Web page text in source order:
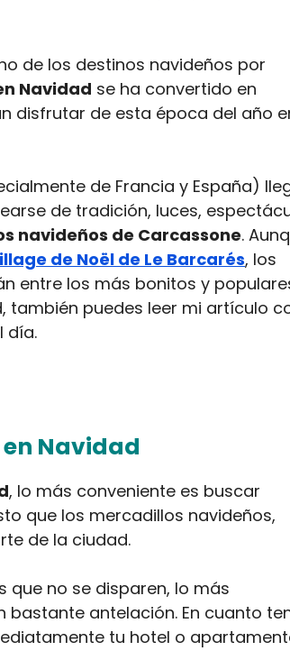
de los destinos navideños por
Navidad se ha convertido en
disfrutar de esta época del año
de Francia y España)
de tradición, luces,
navideños de Carcassone.
de Noël de Le Barcarés, los
entre los más bonitos y
también puedes leer mi artículo
día.
Navidad
, lo más conveniente es buscar
que los mercadillos navideños,
de la ciudad.
que no se disparen, lo más
antelación. En cuanto
tu hotel o